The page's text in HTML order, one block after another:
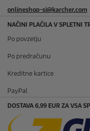
onlineshop-si@karcher.com
NAČINI PLAČILA V SPLETNI
Po povzetju
Po predračunu
Kreditne kartice
PayPal
DOSTAVA 6,99 EUR ZA VSA